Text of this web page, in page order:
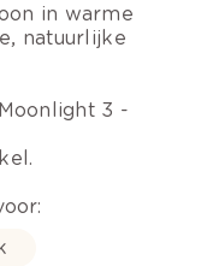
in warme
natuurlijke
3 -